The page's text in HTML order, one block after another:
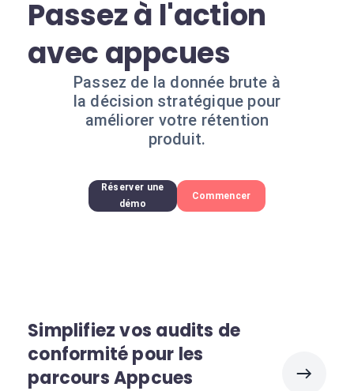
Passez à l'action
avec appcues
Passez de la donnée brute à
la décision stratégique pour
améliorer votre rétention
produit.
Réserver une
démo
Commencer
Simplifiez vos audits de
conformité pour les
parcours Appcues